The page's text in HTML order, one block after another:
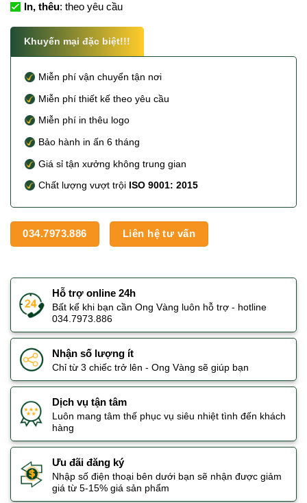
In, thêu: theo yêu cầu
Khuyến mại đặc biệt!!!
Miễn phí vận chuyển tận nơi
Miễn phí thiết kế theo yêu cầu
Miễn phí in thêu logo
Bảo hành in ấn 6 tháng
Giá sỉ tận xưởng không trung gian
Chất lượng vượt trội ISO 9001: 2015
034.7973.886 Liên hệ tư vấn
Hỗ trợ online 24h
Bất kể khi bạn cần Ong Vàng luôn hỗ trợ - hotline
034.7973.886
Nhận số lượng ít
Chỉ từ 3 chiếc trở lên - Ong Vàng sẽ giúp bạn
Dịch vụ tận tâm
Luôn mang tâm thế phục vụ siêu nhiệt tình đến khách
hàng
Ưu đãi đăng ký
Nhập số điện thoại bên dưới bạn sẽ nhận được giảm
giá từ 5-15% giá sản phẩm